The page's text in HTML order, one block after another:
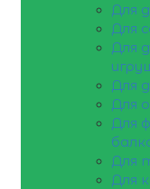
Для
Для
Для
Для
Для
Для
Для
Для